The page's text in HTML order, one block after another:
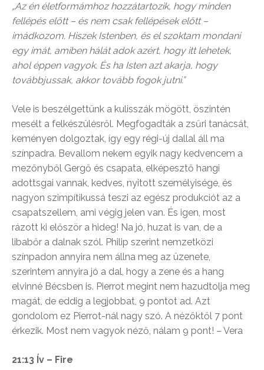
„Az én életformámhoz hozzátartozik, hogy minden
fellépés előtt – és nem csak fellépések előtt –
imádkozom. Hiszek Istenben, és el szoktam mondani
egy imát, amiben hálát adok azért, hogy itt lehetek,
ahol éppen vagyok. És ha Isten azt akarja, hogy
továbbjussak, akkor tovább fogok jutni.”
Vele is beszélgettünk a kulisszák mögött, öszintén
mesélt a felkészülésről. Megfogadták a zsűri tanácsát,
keményen dolgoztak, így egy régi-új dallal áll ma
színpadra. Bevallom nekem egyik nagy kedvencem a
mezőnyből Gergő és csapata, elképesztő hangi
adottsgai vannak, kedves, nyitott személyisége, és
nagyon szimpítikussá teszi az egész produkciót az a
csapatszellem, ami végig jelen van. És igen, most
rázott ki először a hideg! Na jó, huzat is van, de a
libabőr a dalnak szól. Philip szerint nemzetközi
színpadon annyira nem állna meg az üzenete,
szerintem annyira jó a dal, hogy a zene és a hang
elvinné Bécsben is. Pierrot megint nem hazudtolja meg
magát, de eddig a legjobbat, 9 pontot ad. Azt
gondolom ez Pierrot-nál nagy szó. A nézőktől 7 pont
érkezik. Most nem vagyok néző, nálam 9 pont! – Vera
21:13 Ív – Fire